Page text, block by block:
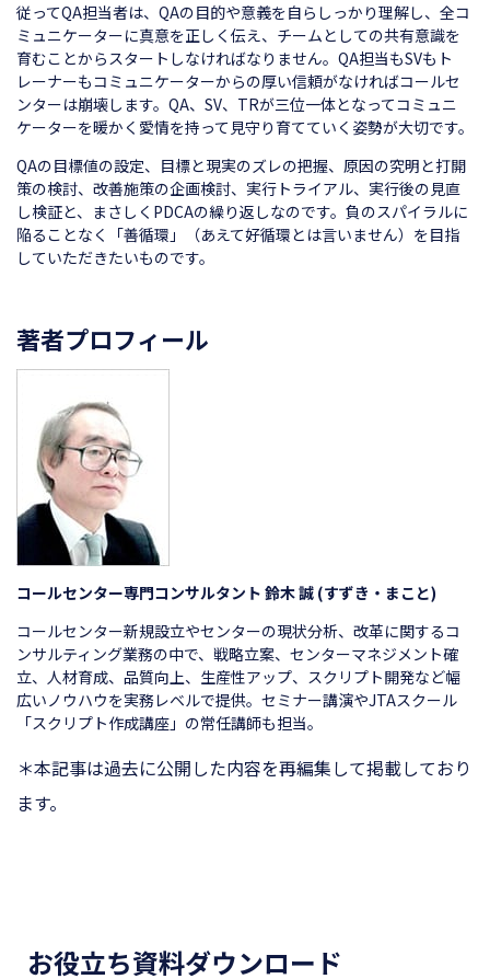
従ってQA担当者は、QAの目的や意義を自らしっかり理解し、全コ
ミュニケーターに真意を正しく伝え、チームとしての共有意識を
育むことからスタートしなければなりません。QA担当もSVもト
レーナーもコミュニケーターからの厚い信頼がなければコールセ
ンターは崩壊します。QA、SV、TRが三位一体となってコミュニ
ケーターを暖かく愛情を持って見守り育てていく姿勢が大切です。
QAの目標値の設定、目標と現実のズレの把握、原因の究明と打開
策の検討、改善施策の企画検討、実行トライアル、実行後の見直
し検証と、まさしくPDCAの繰り返しなのです。負のスパイラルに
陥ることなく「善循環」（あえて好循環とは言いません）を目指
していただきたいものです。
著者プロフィール
コールセンター専門コンサルタント 鈴木 誠 (すずき・まこと)
コールセンター新規設立やセンターの現状分析、改革に関するコ
ンサルティング業務の中で、戦略立案、センターマネジメント確
立、人材育成、品質向上、生産性アップ、スクリプト開発など幅
広いノウハウを実務レベルで提供。セミナー講演やJTAスクール
「スクリプト作成講座」の常任講師も担当。
＊本記事は過去に公開した内容を再編集して掲載しており
ます。
お役立ち資料ダウンロード